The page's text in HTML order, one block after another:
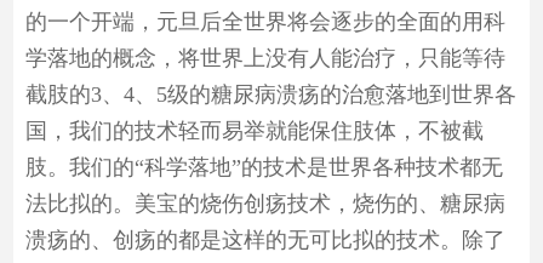
的一个开端，元旦后全世界将会逐步的全面的用科
学落地的概念，将世界上没有人能治疗，只能等待
截肢的3、4、5级的糖尿病溃疡的治愈落地到世界各
国，我们的技术轻而易举就能保住肢体，不被截
肢。我们的“科学落地”的技术是世界各种技术都无
法比拟的。美宝的烧伤创疡技术，烧伤的、糖尿病
溃疡的、创疡的都是这样的无可比拟的技术。除了